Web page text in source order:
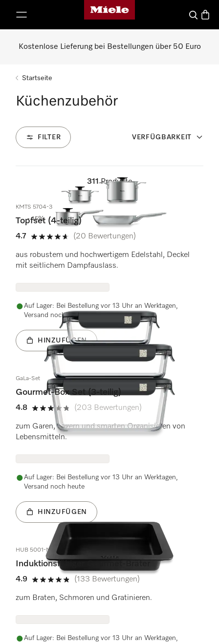
Miele-Homepage
Suche
Kostenlose Lieferung bei Bestellungen über 50 Euro
Startseite
Küchenzubehör
FILTER VERFÜGBARKEIT
311 Produkte
- 15%
KMTS 5704-3
Topfset (4-teilig)
4.7
4.7 Sterne von 5
(20 Bewertungen)
aus robustem und hochwertigem Edelstahl, Deckel
mit seitlichem Dampfauslass.
Auf Lager: Bei Bestellung vor 13 Uhr an Werktagen,
Versand noch heute
HINZUFÜGEN
GaLa-Set
Gourmet-Box Set (3-teilig)
4.8
4.8 Sterne von 5
(203 Bewertungen)
zum Garen, Lagern und smarten Organisieren von
Lebensmitteln.
Auf Lager: Bei Bestellung vor 13 Uhr an Werktagen,
Versand noch heute
HINZUFÜGEN
HUB 5001-M
Induktionsfähiger Gourmet-Bräter
4.9
4.9 Sterne von 5
(133 Bewertungen)
zum Braten, Schmoren und Gratinieren.
Auf Lager: Bei Bestellung vor 13 Uhr an Werktagen,